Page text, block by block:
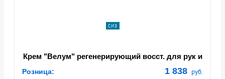
СИЗ
Крем "Велум" регенерирующий восст. для рук и
Розница: 1 838 руб.